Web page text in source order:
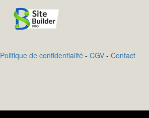
Politique de confidentialité - CGV - Contact